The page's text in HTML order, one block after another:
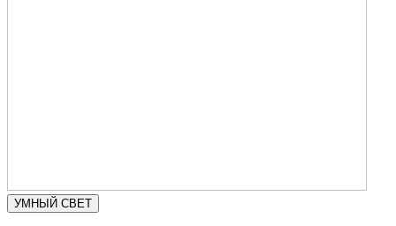
УМНЫЙ СВЕТ